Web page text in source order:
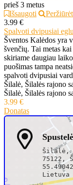
prieš 3 metus
Išsaugoti
3.99 €
Spalvoti dvipusiai
Šventos Kalėdos yra
švenčių. Tai metas
skiriame daugiau
puošimas tampa
spalvoti dvipusiai
Šilalė, Šilalės rajono
Šilalė, Šilalės rajono
3.99 €
Donatas
Šilalė,
75122,
Lietuva